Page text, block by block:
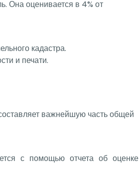
Она оценивается в 4% от
кадастра.
и печати.
важнейшую часть общей
с помощью отчета об оценке